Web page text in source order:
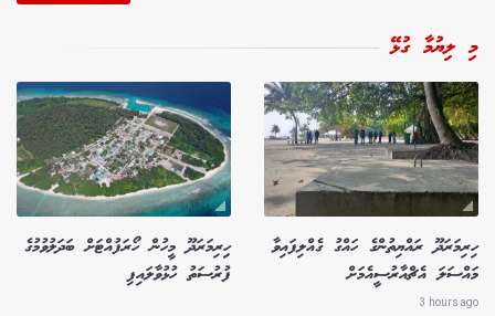
މި ލިޔުމާ ގުޅޭ
ހިރިމަރަދޫ ރައްޔިތުންގެ ހައްގު ގެއްލިފައިވާ
މައްސަލަ އެޗްއާރުސީއެމަށް
3 hours ago
ހިިރިމަރަދޫ މީހުން ހޯރަފުއްޓަށް ބަދަލުވުމުގެ
ފުރުސަތު ހުޅުވާލައިފި